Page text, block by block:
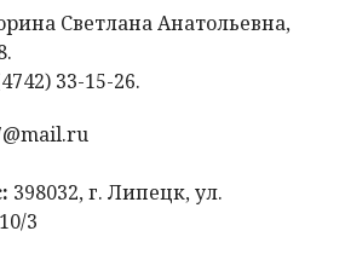
Светлана Анатольевна,
33-15-26.
398032, г. Липецк, ул.
3